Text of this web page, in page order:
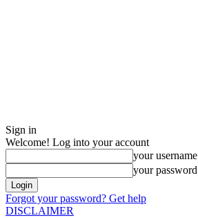
Sign in
Welcome! Log into your account
your username
your password
Forgot your password? Get help
DISCLAIMER